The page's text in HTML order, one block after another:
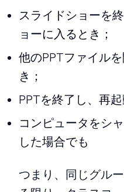
スライドショーを
ョーに入るとき；
他のPPTファイル
き；
PPTを終了し、再
コンピュータをシ
した場合でも
つまり、同じグル